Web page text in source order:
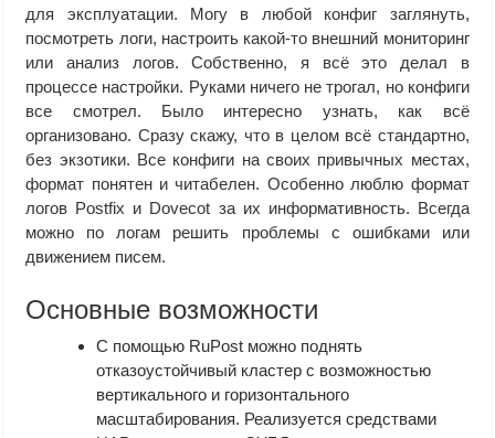
для эксплуатации. Могу в любой конфиг заглянуть,
посмотреть логи, настроить какой-то внешний мониторинг
или анализ логов. Собственно, я всё это делал в
процессе настройки. Руками ничего не трогал, но конфиги
все смотрел. Было интересно узнать, как всё
организовано. Сразу скажу, что в целом всё стандартно,
без экзотики. Все конфиги на своих привычных местах,
формат понятен и читабелен. Особенно люблю формат
логов Postfix и Dovecot за их информативность. Всегда
можно по логам решить проблемы с ошибками или
движением писем.
Основные возможности
С помощью RuPost можно поднять
отказоустойчивый кластер с возможностью
вертикального и горизонтального
масштабирования. Реализуется средствами